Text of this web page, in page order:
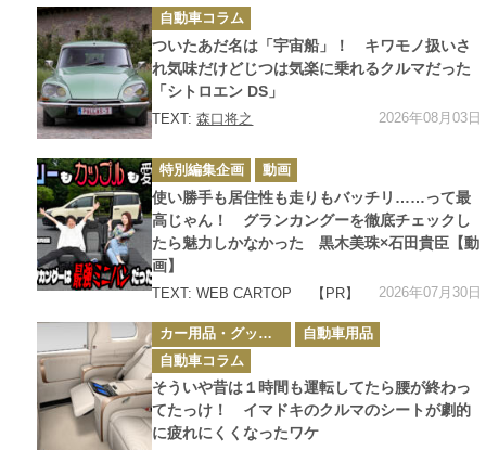
カ
テ
ゴ
リ
ー
自動車コラム
ついたあだ名は「宇宙船」！ キワモノ扱いさ
れ気味だけどじつは気楽に乗れるクルマだった
「シトロエン DS」
TEXT:森口将之 2026年08月03日
カ
テ
ゴ
リ
ー
特別編集企画 動画
使い勝手も居住性も走りもバッチリ……って最
高じゃん！ グランカングーを徹底チェックし
たら魅力しかなかった 黒木美珠×石田貴臣【動
画】
TEXT: WEB CARTOP 【PR】 2026年07月30日
カ
テ
ゴ
リ
ー
カー用品・グッズ情報
自動車用品
自動車コラム
そういや昔は１時間も運転してたら腰が終わっ
てたっけ！ イマドキのクルマのシートが劇的
に疲れにくくなったワケ